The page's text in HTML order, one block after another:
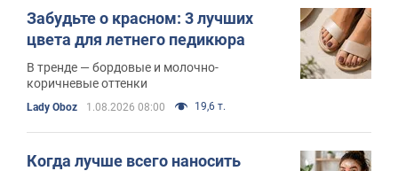
Забудьте о красном: 3 лучших
цвета для летнего педикюра
В тренде — бордовые и молочно-
коричневые оттенки
Lady Oboz 1.08.2026 08:00 19,6 т.
Когда лучше всего наносить